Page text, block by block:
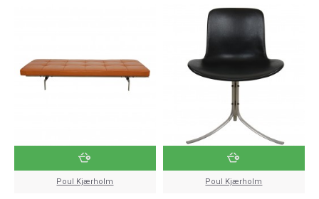
Poul Kjærholm Poul Kjærholm